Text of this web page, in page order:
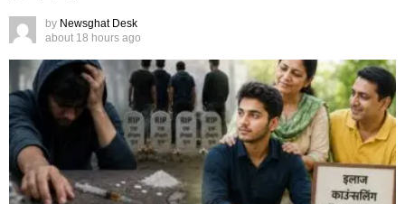
by Newsghat Desk
about 18 hours ago